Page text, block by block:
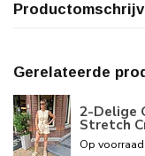
Gerelateerde
2-Delige
Stretch
Op voorraad